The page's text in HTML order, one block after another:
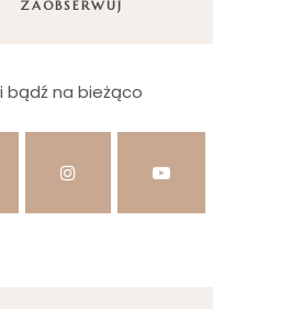
ZAOBSERWUJ
i bądź na bieżąco